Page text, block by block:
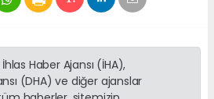
Haber Ajansı (İHA),
(DHA) ve diğer ajanslar